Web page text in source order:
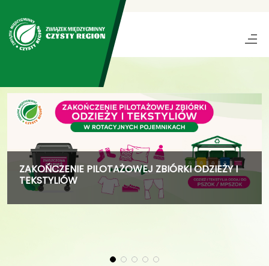
ZAKOŃCZENIE PILOTAŻOWEJ ZBIÓRKI ODZIEŻY I
TEKSTYLIÓW